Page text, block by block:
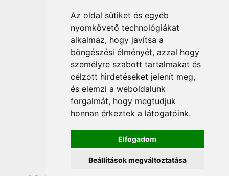
Az oldal sütiket és egyéb
nyomkövető technológiákat
alkalmaz, hogy javítsa a
böngészési élményét, azzal hogy
személyre szabott tartalmakat és
célzott hirdetéseket jelenít meg,
és elemzi a weboldalunk
forgalmát, hogy megtudjuk
honnan érkeztek a látogatóink.
Elfogadom
Beállítások megváltoztatása
Vásárlási feltételek
Fizetési feltételek
Szállítási feltételek
Adatvédelem
Impresszum
ÁSZF